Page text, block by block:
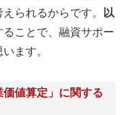
えられるからです。
以
ることで、融資サポー
ます。
値算定」に関する